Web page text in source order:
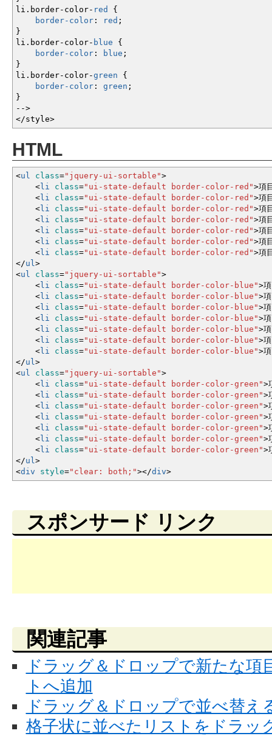
li.border-color- red
{
border-color : red ;
}
li.border-color- blue
{
border-color : blue ;
}
li.border-color-green
{
border-color : green ;
}
-->
</style>
HTML
<ul class="jquery-ui-sortable">
<li class="ui-state-default border-color-red">項
<li class="ui-state-default border-color-red">項
<li class="ui-state-default border-color-red">項
<li class="ui-state-default border-color-red">項
<li class="ui-state-default border-color-red">項
<li class="ui-state-default border-color-red">項
<li class="ui-state-default border-color-red">項
</ul>
<ul class="jquery-ui-sortable">
<li class="ui-state-default border-color-blue">
<li class="ui-state-default border-color-blue">
<li class="ui-state-default border-color-blue">
<li class="ui-state-default border-color-blue">
<li class="ui-state-default border-color-blue">
<li class="ui-state-default border-color-blue">
<li class="ui-state-default border-color-blue">
</ul>
<ul class="jquery-ui-sortable">
<li class="ui-state-default border-color-green">
<li class="ui-state-default border-color-green">
<li class="ui-state-default border-color-green">
<li class="ui-state-default border-color-green">
<li class="ui-state-default border-color-green">
<li class="ui-state-default border-color-green">
<li class="ui-state-default border-color-green">
</ul>
<div style="clear: both;"></div>
スポンサード リンク
関連記事
ドラッグ＆ドロップで新たな
トへ追加
ドラッグ＆ドロップで並べ替え
格子状に並べたリストをドラッ